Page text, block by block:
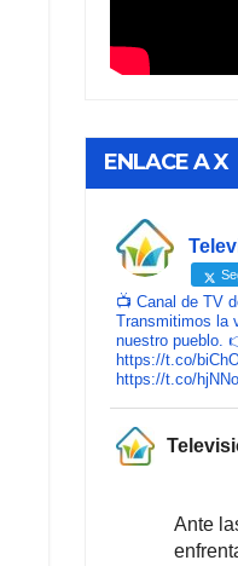
ENLACE A X
📺 Canal de TV
Transmitimos la
nuestro pueblo.
https://t.co/
https://t.co/
Ante